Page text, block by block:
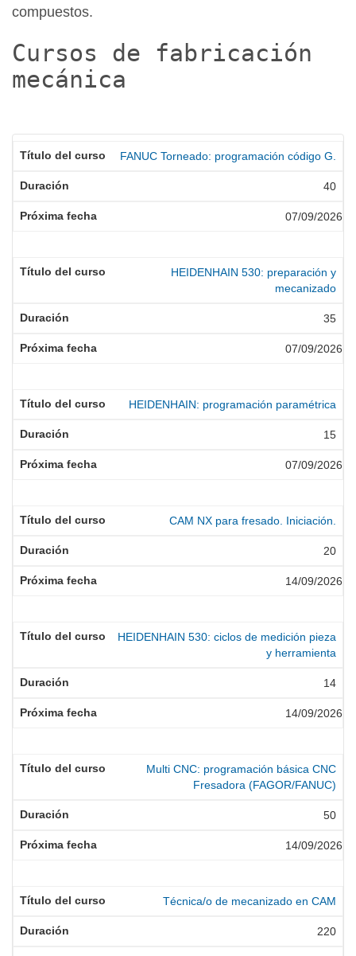
compuestos.
Cursos de fabricación
mecánica
FANUC Torneado: programación código G.
40
07/09/2026
HEIDENHAIN 530: preparación y
mecanizado
35
07/09/2026
HEIDENHAIN: programación paramétrica
15
07/09/2026
CAM NX para fresado. Iniciación.
20
14/09/2026
HEIDENHAIN 530: ciclos de medición pieza
y herramienta
14
14/09/2026
Multi CNC: programación básica CNC
Fresadora (FAGOR/FANUC)
50
14/09/2026
Técnica/o de mecanizado en CAM
220